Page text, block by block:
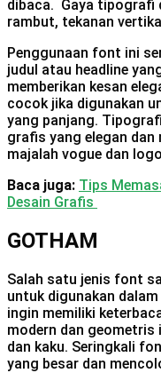
dibaca. Gaya tipografi
rambut, tekanan
Penggunaan font ini
judul atau headline
memberikan kesan
cocok jika digunakan
yang panjang.
grafis yang elegan dan
majalah vogue dan
Baca juga: Tips
Desain Grafis
GOTHAM
Salah satu jenis font
untuk digunakan
ingin memiliki
modern dan
dan kaku. Seringkali
yang besar dan